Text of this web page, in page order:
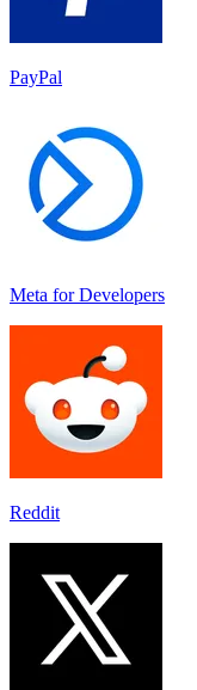
PayPal
Meta for Developers
Reddit